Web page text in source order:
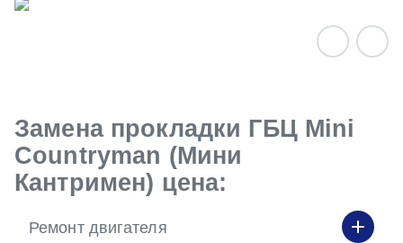
Замена прокладки ГБЦ Mini
Countryman (Мини
Кантримен) цена:
Ремонт двигателя